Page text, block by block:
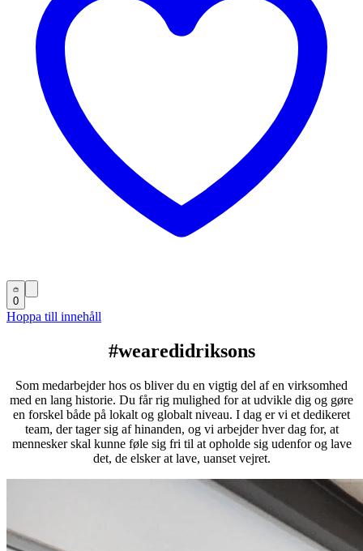
0
Hoppa till innehåll
#wearedidriksons
Som medarbejder hos os bliver du en vigtig del af en virksomhed
med en lang historie. Du får rig mulighed for at udvikle dig og gøre
en forskel både på lokalt og globalt niveau. I dag er vi et dedikeret
team, der tager sig af hinanden, og vi arbejder hver dag for, at
mennesker skal kunne føle sig fri til at opholde sig udenfor og lave
det, de elsker at lave, uanset vejret.